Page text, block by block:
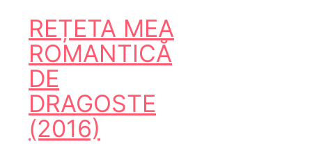
REȚETA MEA
ROMANTICĂ
DE
DRAGOSTE
(2016)